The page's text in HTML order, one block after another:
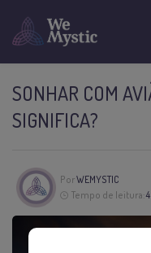
SONHAR COM
SIGNIFICA?
PorWEMYSTIC
Tempo de leitura: